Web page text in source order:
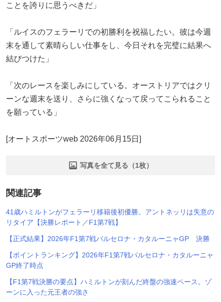
ことを誇りに思うべきだ」
「ルイスのフェラーリでの初勝利を祝福したい。彼は今週
末を通して素晴らしい仕事をし、今日それを完璧に結果へ
結びつけた」
「次のレースを楽しみにしている。オーストリアではクリ
ーンな週末を送り、さらに強くなって戻ってこられること
を願っている」
[オートスポーツweb 2026年06月15日]
写真を全て見る（1枚）
関連記事
41歳ハミルトンがフェラーリ移籍後初優勝。アントネッリは失意の
リタイア【決勝レポート／F1第7戦】
【正式結果】2026年F1第7戦バルセロナ・カタルーニャGP 決勝
【ポイントランキング】2026年F1第7戦バルセロナ・カタルーニャ
GP終了時点
【F1第7戦決勝の要点】ハミルトンが刻んだ終盤の強速ペース。ゾ
ーンに入った元王者の強さ